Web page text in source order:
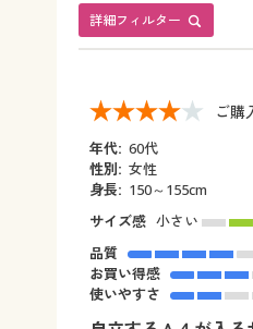
詳細フィルター
ご購
年代: 60代
性別: 女性
身長: 150～155cm
サイズ感 小さい
品質
お買い得感
使いやすさ